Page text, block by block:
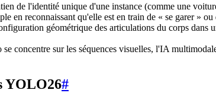
de l'identité unique d'une instance (comme une
en reconnaissant qu'elle est en train de « se garer »
géométrique des articulations du corps dans
concentre sur les séquences visuelles, l'IA
YOLO26#